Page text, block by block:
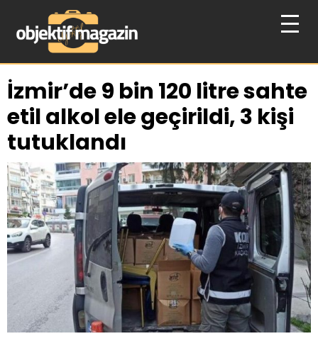
İzmir’de 9 bin 120 litre sahte
etil alkol ele geçirildi, 3 kişi
tutuklandı